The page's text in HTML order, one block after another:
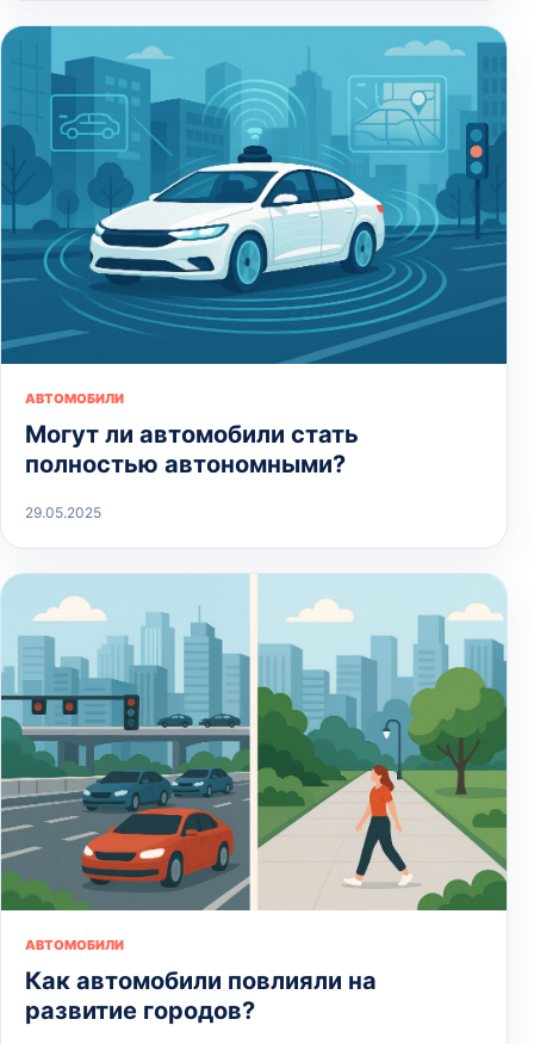
АВТОМОБИЛИ
Могут ли автомобили стать
полностью автономными?
29.05.2025
АВТОМОБИЛИ
Как автомобили повлияли на
развитие городов?